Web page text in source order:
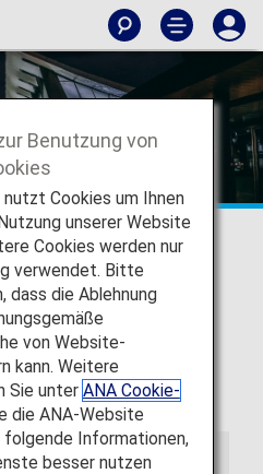
International
Peking /
Airport
Informationen, die Sie
Internationalen Flughafen
finden zu können.
Hinweise
Benutzung von
Cookies um Ihnen
unserer Website
Cookies werden nur
verwendet. Bitte
dass die Ablehnung
von Website-
kann. Weitere
Sie unter ANA Cookie-
die ANA-Website
Informationen,
besser nutzen